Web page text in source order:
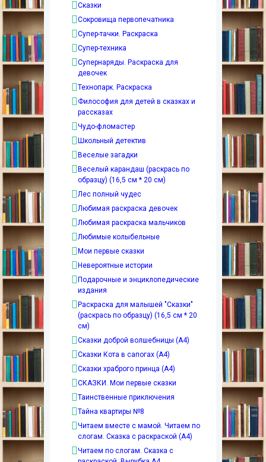
Сказки
Сокровища первопечатника
Супер-тачки. Раскраска
Супер-техника
Супернаряды. Раскраска для
девочек
Технопарк. Раскраска
Философия для детей в сказках и
рассказах
Чудо-фломастер
Школьный детектив
Веселые загадки
Веселый карандаш (раскрась по
образцу) (16,5 см * 20 см)
Лес полный чудес
Любимая раскраска девочек
Любимая раскраска мальчиков
Любимые колыбельные
Мои первые сказки
Невероятные истории
Подарочные и энциклопедические
издания
Раскраска для малышей "Сказки"
(раскрась по образцу) (16,5 см * 20
см)
Сказки доброй волшебницы (А4)
Сказки Кота в сапогах (А4)
Сказки храброго принца (А4)
СКАЗКИ. Мои первые сказки
Таинственные приключения
Тайна квартиры №8
Читаем вместе с мамой. Читаем по
слогам. Сказка с раскраской (А4)
Читаем по слогам. Сказка с